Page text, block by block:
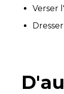
Verser